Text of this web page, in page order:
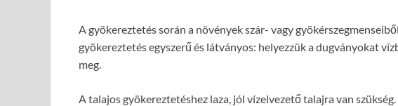
A gyökereztetés során a növények szár- vagy
gyökereztetés egyszerű és látványos: helyezzük a dugványokat
meg.
A talajos gyökereztetéshez laza, jól vízelvezető talajra van